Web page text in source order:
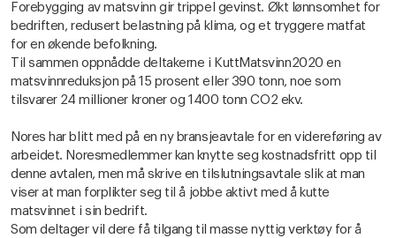
Forebygging av matsvinn gir trippel gevinst. Økt lønnsomhet for
bedriften, redusert belastning på klima, og et tryggere matfat
for en økende befolkning.
Til sammen oppnådde deltakerne i KuttMatsvinn2020 en
matsvinnreduksjon på 15 prosent eller 390 tonn, noe som
tilsvarer 24 millioner kroner og 1400 tonn CO2 ekv.
Nores har blitt med på en ny bransjeavtale for en videreføring av
arbeidet. Noresmedlemmer kan knytte seg kostnadsfritt opp til
denne avtalen, men må skrive en tilslutningsavtale slik at man
viser at man forplikter seg til å jobbe aktivt med å kutte
matsvinnet i sin bedrift.
Som deltager vil dere få tilgang til masse nyttig verktøy for å